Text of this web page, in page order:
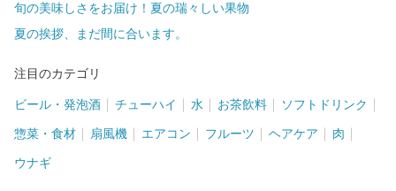
旬の美味しさをお届け！夏の瑞々しい果物
夏の挨拶、まだ間に合います。
注目のカテゴリ
ビール・発泡酒 チューハイ 水 お茶飲料 ソフトドリンク
惣菜・食材 扇風機 エアコン フルーツ ヘアケア 肉
ウナギ